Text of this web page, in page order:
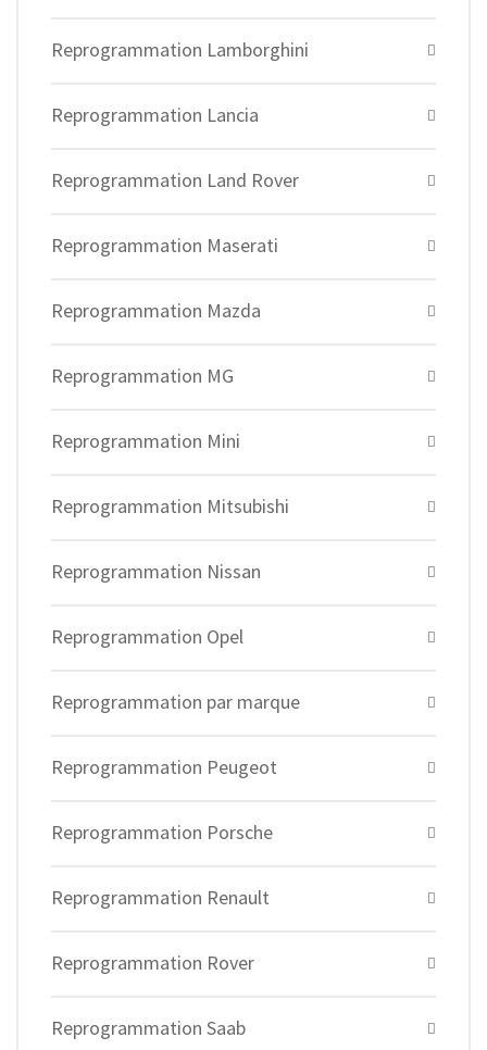
Reprogrammation Lamborghini
Reprogrammation Lancia
Reprogrammation Land Rover
Reprogrammation Maserati
Reprogrammation Mazda
Reprogrammation MG
Reprogrammation Mini
Reprogrammation Mitsubishi
Reprogrammation Nissan
Reprogrammation Opel
Reprogrammation par marque
Reprogrammation Peugeot
Reprogrammation Porsche
Reprogrammation Renault
Reprogrammation Rover
Reprogrammation Saab